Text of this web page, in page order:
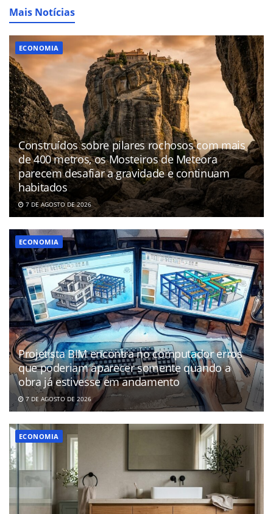
Mais Notícias
ECONOMIA
Construídos sobre pilares rochosos com mais
de 400 metros, os Mosteiros de Meteora
parecem desafiar a gravidade e continuam
habitados
7 DE AGOSTO DE 2026
ECONOMIA
Projetista BIM encontra no computador erros
que poderiam aparecer somente quando a
obra já estivesse em andamento
7 DE AGOSTO DE 2026
ECONOMIA